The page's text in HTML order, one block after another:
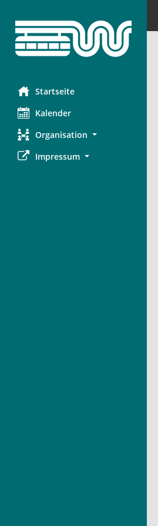
Startseite
Kalender
Organisation
Impressum